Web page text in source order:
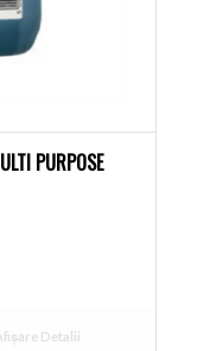
PURPOSE
Detalii